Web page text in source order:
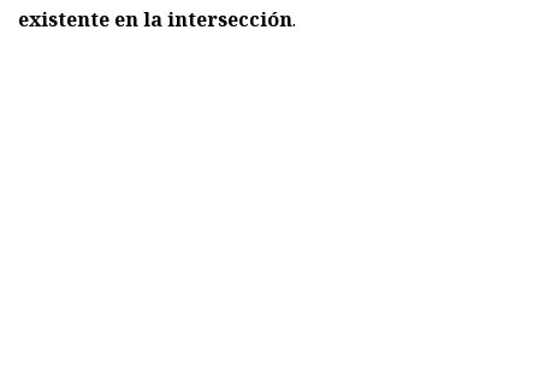
existente en la intersección.